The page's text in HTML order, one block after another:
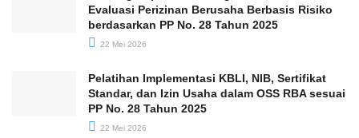
Evaluasi Perizinan Berusaha Berbasis Risiko
berdasarkan PP No. 28 Tahun 2025
22 Mei 2026
Pelatihan Implementasi KBLI, NIB, Sertifikat
Standar, dan Izin Usaha dalam OSS RBA sesuai
PP No. 28 Tahun 2025
22 Mei 2026